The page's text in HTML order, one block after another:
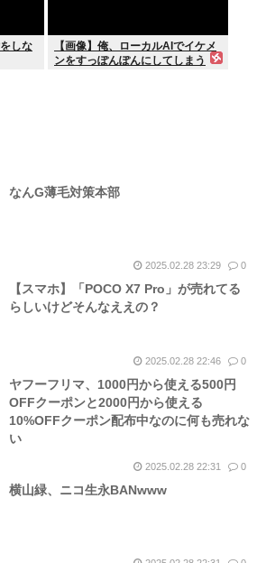
しな
【画像】俺、ローカルAIでイケメ
ンをすっぽんぽんにしてしまう
なんG薄毛対策本部
2025.02.28 23:29 0
【スマホ】「POCO X7 Pro」が売れてる
らしいけどそんなええの？
2025.02.28 22:46 0
ヤフーフリマ、1000円から使える500円
OFFクーポンと2000円から使える
10%OFFクーポン配布中なのに何も売れな
い
2025.02.28 22:31 0
横山緑、ニコ生永BANwww